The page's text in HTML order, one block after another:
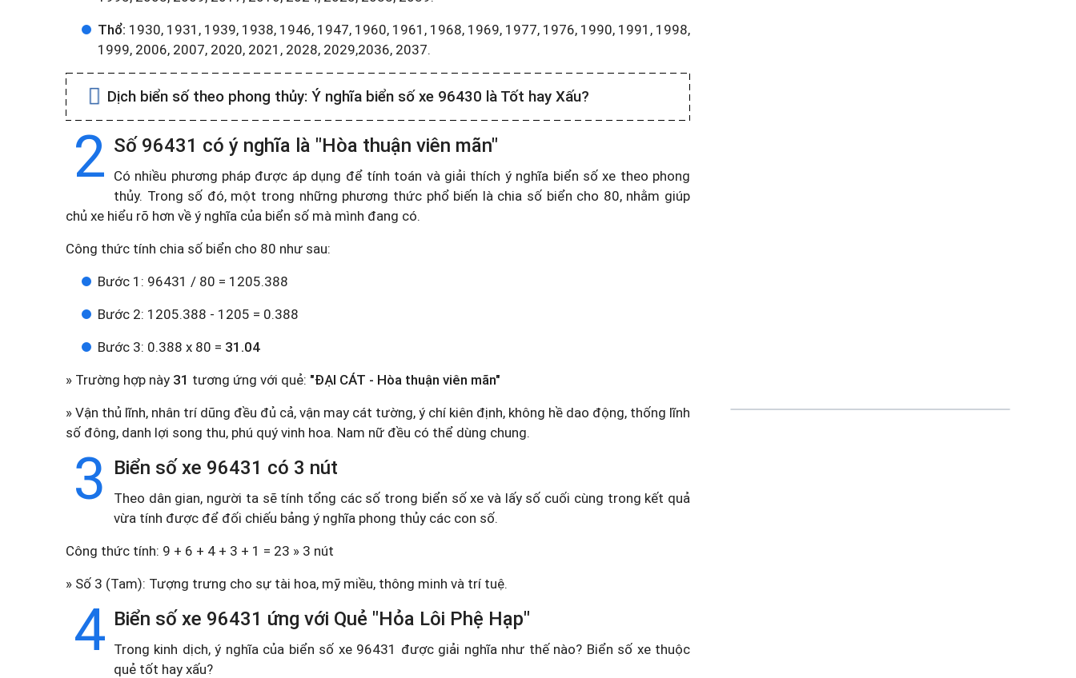
Thổ: 1930, 1931, 1939, 1938, 1946, 1947, 1960, 1961, 1968, 1969, 1977, 1976, 1990, 1991, 1998,
1999, 2006, 2007, 2020, 2021, 2028, 2029,2036, 2037.
Dịch biển số theo phong thủy: Ý nghĩa biển số xe 96430 là Tốt hay Xấu?
2 Số 96431 có ý nghĩa là "Hòa thuận viên mãn"
Có nhiều phương pháp được áp dụng để tính toán và giải thích ý nghĩa biển số xe theo phong
thủy. Trong số đó, một trong những phương thức phổ biến là chia số biển cho 80, nhằm giúp
chủ xe hiểu rõ hơn về ý nghĩa của biển số mà mình đang có.
Công thức tính chia số biển cho 80 như sau:
Bước 1: 96431 / 80 = 1205.388
Bước 2: 1205.388 - 1205 = 0.388
Bước 3: 0.388 x 80 = 31.04
» Trường hợp này 31 tương ứng với quẻ: "ĐẠI CÁT - Hòa thuận viên mãn"
» Vận thủ lĩnh, nhân trí dũng đều đủ cả, vận may cát tường, ý chí kiên định, không hề dao động, thống lĩnh
số đông, danh lợi song thu, phú quý vinh hoa. Nam nữ đều có thể dùng chung.
3 Biển số xe 96431 có 3 nút
Theo dân gian, người ta sẽ tính tổng các số trong biển số xe và lấy số cuối cùng trong kết quả
vừa tính được để đối chiếu bảng ý nghĩa phong thủy các con số.
Công thức tính: 9 + 6 + 4 + 3 + 1 = 23 » 3 nút
» Số 3 (Tam): Tượng trưng cho sự tài hoa, mỹ miều, thông minh và trí tuệ.
4 Biển số xe 96431 ứng với Quẻ "Hỏa Lôi Phệ Hạp"
Trong kinh dịch, ý nghĩa của biển số xe 96431 được giải nghĩa như thế nào? Biển số xe thuộc
quẻ tốt hay xấu?